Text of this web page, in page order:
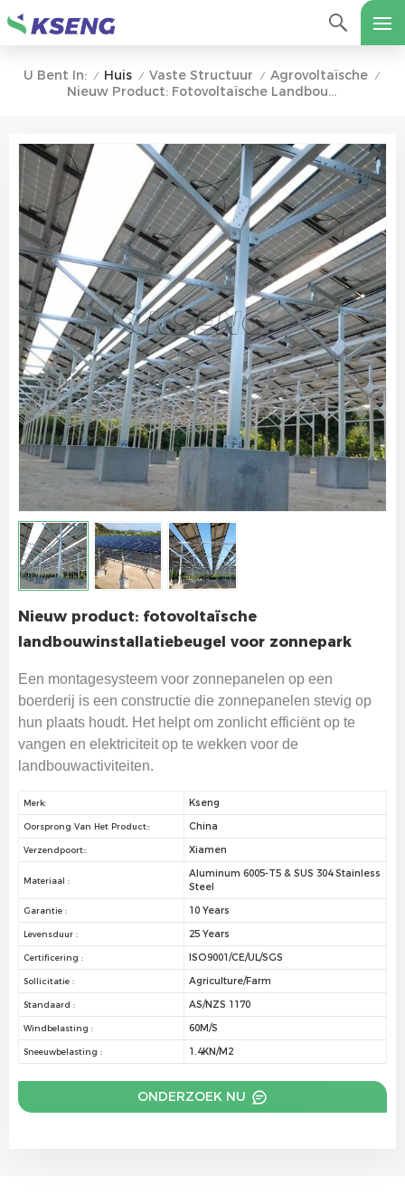
U Bent In: / Huis / Vaste Structuur / Agrovoltaïsche /
Nieuw Product: Fotovoltaïsche Landbouwinstallatiebeugel Voor Zonnepark
Nieuw product: fotovoltaïsche
landbouwinstallatiebeugel voor zonnepark
Een montagesysteem voor zonnepanelen op een
boerderij is een constructie die zonnepanelen stevig op
hun plaats houdt. Het helpt om zonlicht efficiënt op te
vangen en elektriciteit op te wekken voor de
landbouwactiviteiten.
Merk: Kseng
Oorsprong Van Het Product:: China
Verzendpoort:: Xiamen
Materiaal :
Aluminum 6005-T5 & SUS 304 Stainless
Steel
Garantie : 10 Years
Levensduur : 25 Years
Certificering : ISO9001/CE/UL/SGS
Sollicitatie : Agriculture/Farm
Standaard : AS/NZS 1170
Windbelasting : 60M/S
Sneeuwbelasting : 1.4KN/M2
ONDERZOEK NU